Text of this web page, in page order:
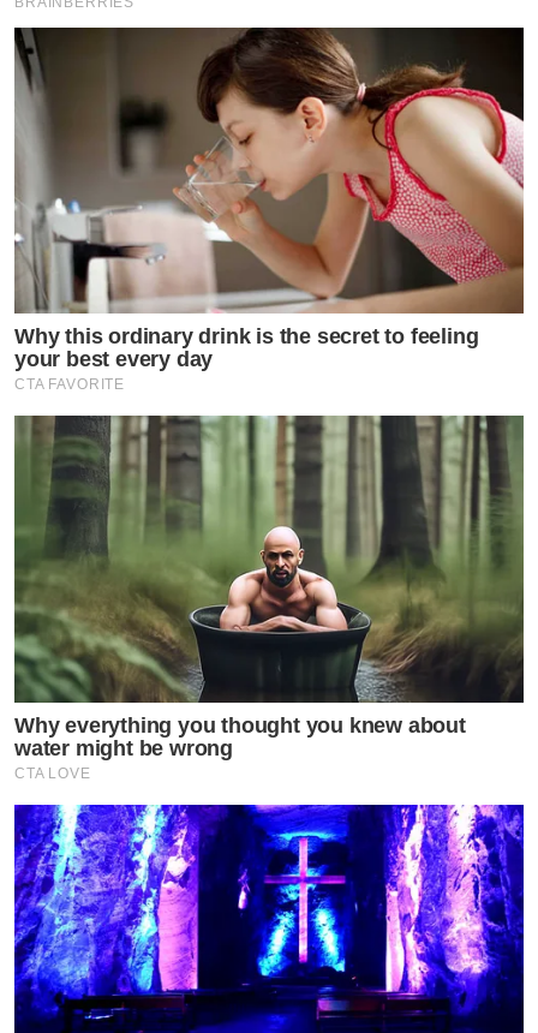
Why this ordinary drink is the secret to feeling
your best every day
CTA FAVORITE
Why everything you thought you knew about
water might be wrong
CTA LOVE